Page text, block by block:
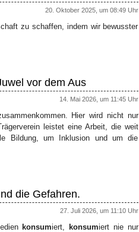
20. Oktober 2025, um 08:49 Uhr
zu schaffen, indem wir bewusster
vor dem Aus
14. Mai 2026, um 11:45 Uhr
Hier wird nicht nur
leistet eine Arbeit, die weit
Bildung, um Inklusion und um die
die Gefahren.
27. Juli 2026, um 11:10 Uhr
konsumiert, konsumiert nie nur